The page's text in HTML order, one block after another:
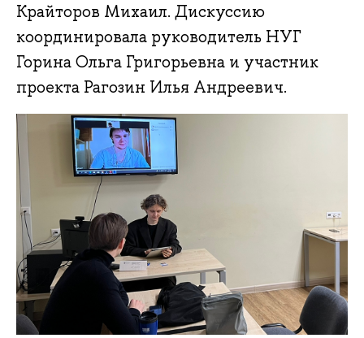
Крайторов Михаил. Дискуссию
координировала руководитель НУГ
Горина Ольга Григорьевна и участник
проекта Рагозин Илья Андреевич.